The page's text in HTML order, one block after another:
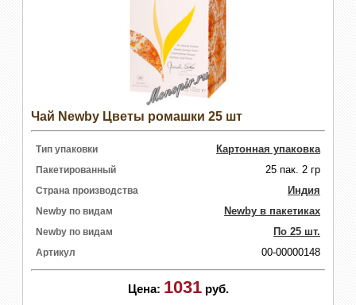
Чай Newby Цветы ромашки 25 шт
Тип упаковки Картонная упаковка
Пакетированный 25 пак. 2 гр
Страна производства Индия
Newby по видам Newby в пакетиках
Newby по видам По 25 шт.
Артикул 00-00000148
Цена: 1031 руб.